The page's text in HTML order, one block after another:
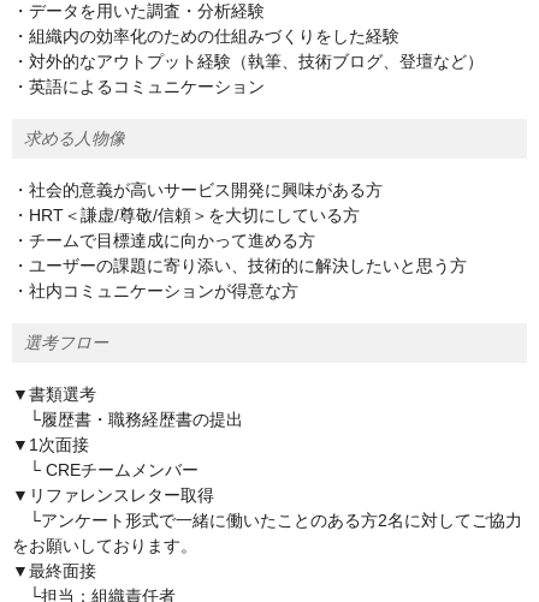
・データを用いた調査・分析経験
・組織内の効率化のための仕組みづくりをした経験
・対外的なアウトプット経験（執筆、技術ブログ、登壇など）
・英語によるコミュニケーション
求める人物像
・社会的意義が高いサービス開発に興味がある方
・HRT＜謙虚/尊敬/信頼＞を大切にしている方
・チームで目標達成に向かって進める方
・ユーザーの課題に寄り添い、技術的に解決したいと思う方
・社内コミュニケーションが得意な方
選考フロー
▼書類選考
└履歴書・職務経歴書の提出
▼1次面接
└ CREチームメンバー
▼リファレンスレター取得
└アンケート形式で一緒に働いたことのある方2名に対してご協力
をお願いしております。
▼最終面接
└担当：組織責任者